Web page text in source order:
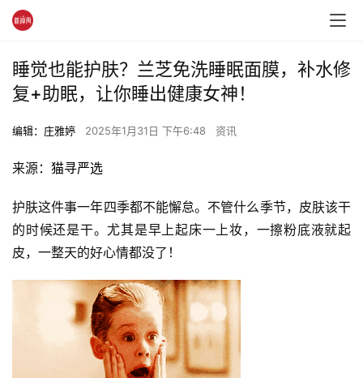
睡觉也能护肤？兰芝免洗睡眠面膜，补水修
复+助眠，让你睡出健康女神！
编辑：庄雅婷 2025年1月31日 下午6:48 资讯
来源： 猫寻严选
护肤这件事一年四季都不能懈怠。不管什么季节，皮肤该干
的时候还是干。尤其是早上起床一上妆，一擦粉底液就起
皮，一整天的好心情都没了！